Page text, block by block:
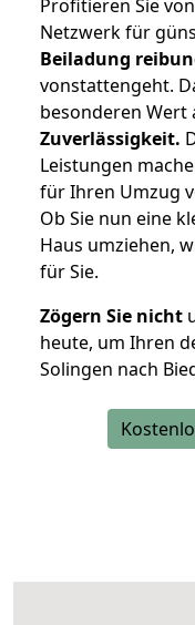
Profitieren Sie
Netzwerk für
Beiladung
vonstattengeht.
besonderen Wert
Zuverlässigkeit.
Leistungen
für Ihren Umzug
Ob Sie nun eine
Haus umziehen,
für Sie.
Zögern Sie nicht
heute, um Ihren
Solingen nach